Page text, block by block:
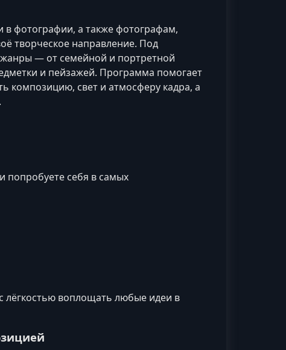
в фотографии, а также фотографам,
творческое направление. Под
— от семейной и портретной
и пейзажей. Программа помогает
композицию, свет и атмосферу кадра, а
попробуете себя в самых
лёгкостью воплощать любые идеи в